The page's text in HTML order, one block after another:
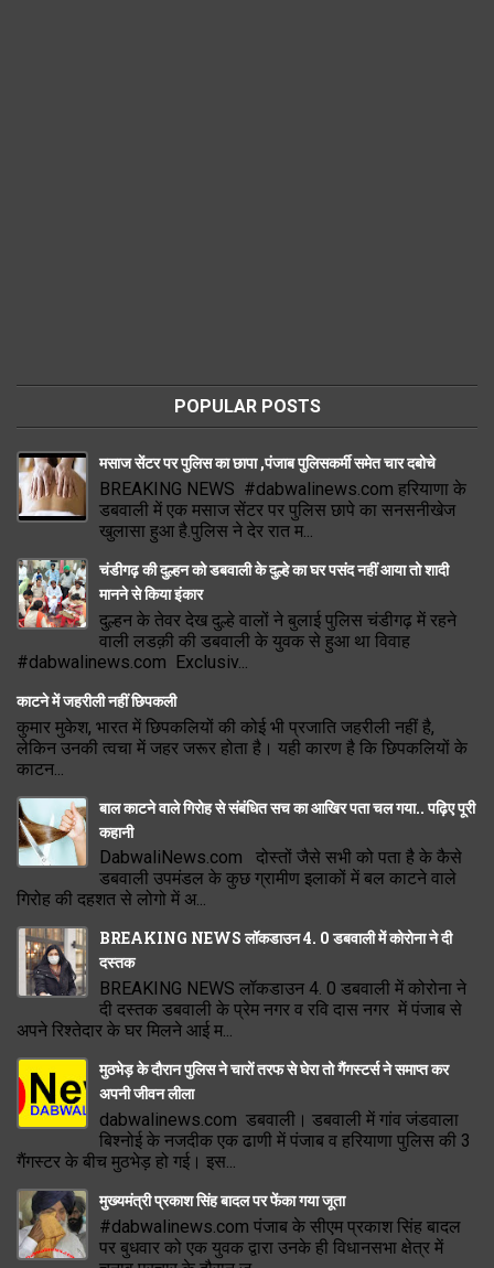
POPULAR POSTS
मसाज सेंटर पर पुलिस का छापा ,पंजाब पुलिसकर्मी समेत चार दबोचे
BREAKING NEWS #dabwalinews.com हरियाणा के
डबवाली में एक मसाज सेंटर पर पुलिस छापे का सनसनीखेज
खुलासा हुआ है.पुलिस ने देर रात म...
चंडीगढ़ की दुल्हन को डबवाली के दुल्हे का घर पसंद नहीं आया तो शादी
मानने से किया इंकार
दुल्हन के तेवर देख दुल्हे वालों ने बुलाई पुलिस चंडीगढ़ में रहने
वाली लडक़ी की डबवाली के युवक से हुआ था विवाह
#dabwalinews.com Exclusiv...
काटने में जहरीली नहीं छिपकली
कुमार मुकेश, भारत में छिपकलियों की कोई भी प्रजाति जहरीली नहीं है,
लेकिन उनकी त्वचा में जहर जरूर होता है। यही कारण है कि छिपकलियों के
काटन...
बाल काटने वाले गिरोह से संबंधित सच का आखिर पता चल गया.. पढ़िए पूरी
कहानी
DabwaliNews.com दोस्तों जैसे सभी को पता है के कैसे
डबवाली उपमंडल के कुछ ग्रामीण इलाकों में बल काटने वाले
गिरोह की दहशत से लोगो में अ...
BREAKING NEWS लॉकडाउन 4. 0 डबवाली में कोरोना ने दी
दस्तक
BREAKING NEWS लॉकडाउन 4. 0 डबवाली में कोरोना ने
दी दस्तक डबवाली के प्रेम नगर व रवि दास नगर में पंजाब से
अपने रिश्तेदार के घर मिलने आई म...
मुठभेड़ के दौरान पुलिस ने चारों तरफ से घेरा तो गैंगस्टर्स ने समाप्त कर
अपनी जीवन लीला
dabwalinews.com डबवाली। डबवाली में गांव जंडवाला
बिश्नोई के नजदीक एक ढाणी में पंजाब व हरियाणा पुलिस की 3
गैंगस्टर के बीच मुठभेड़ हो गई। इस...
मुख्यमंत्री प्रकाश सिंह बादल पर फेंका गया जूता
#dabwalinews.com पंजाब के सीएम प्रकाश सिंह बादल
पर बुधवार को एक युवक द्वारा उनके ही विधानसभा क्षेत्र में